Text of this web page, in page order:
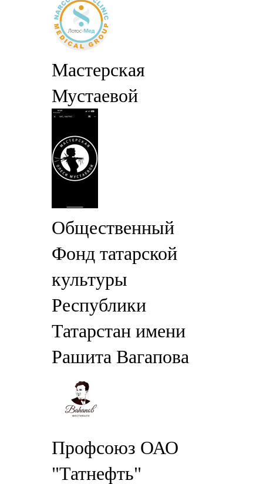
Мастерская
Мустаевой
Общественный
Фонд татарской
культуры
Республики
Татарстан имени
Рашита Вагапова
Профсоюз ОАО
"Татнефть"